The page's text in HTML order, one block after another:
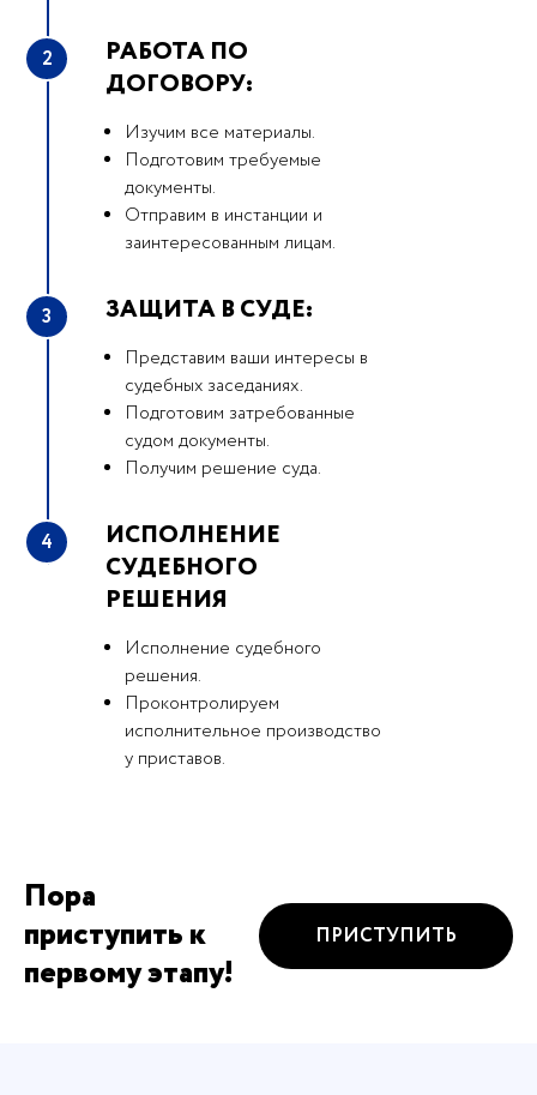
2
РАБОТА ПО
ДОГОВОРУ:
Изучим все материалы.
Подготовим требуемые
документы.
Отправим в инстанции и
заинтересованным лицам.
3 ЗАЩИТА В СУДЕ:
Представим ваши интересы в
судебных заседаниях.
Подготовим затребованные
судом документы.
Получим решение суда.
4
ИСПОЛНЕНИЕ
СУДЕБНОГО
РЕШЕНИЯ
Исполнение судебного
решения.
Проконтролируем
исполнительное производство
у приставов.
Пора
приступить к
первому этапу!
ПРИСТУПИТЬ